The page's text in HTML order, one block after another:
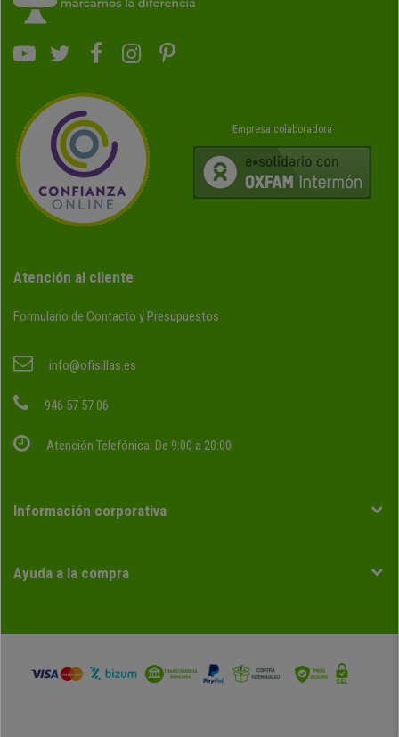
Empresa colaboradora
Atención al cliente
Formulario de Contacto y Presupuestos
info@ofisillas.es
946 57 57 06
Atención Telefónica: De 9:00 a 20:00
Información corporativa
Ayuda a la compra